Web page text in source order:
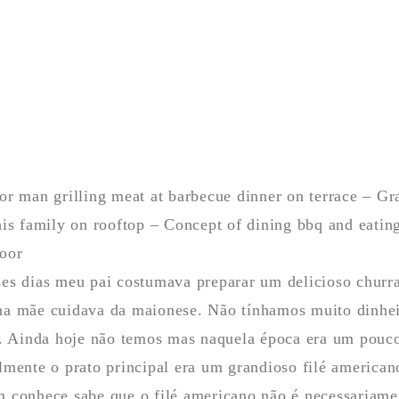
man grilling meat at barbecue dinner on terrace –
family on rooftop – Concept of dining bbq and
dias meu pai costumava preparar um delicioso
mãe cuidava da maionese. Não tínhamos muito
Ainda hoje não temos mas naquela época era um
o prato principal era um grandioso filé
conhece sabe que o filé americano não é